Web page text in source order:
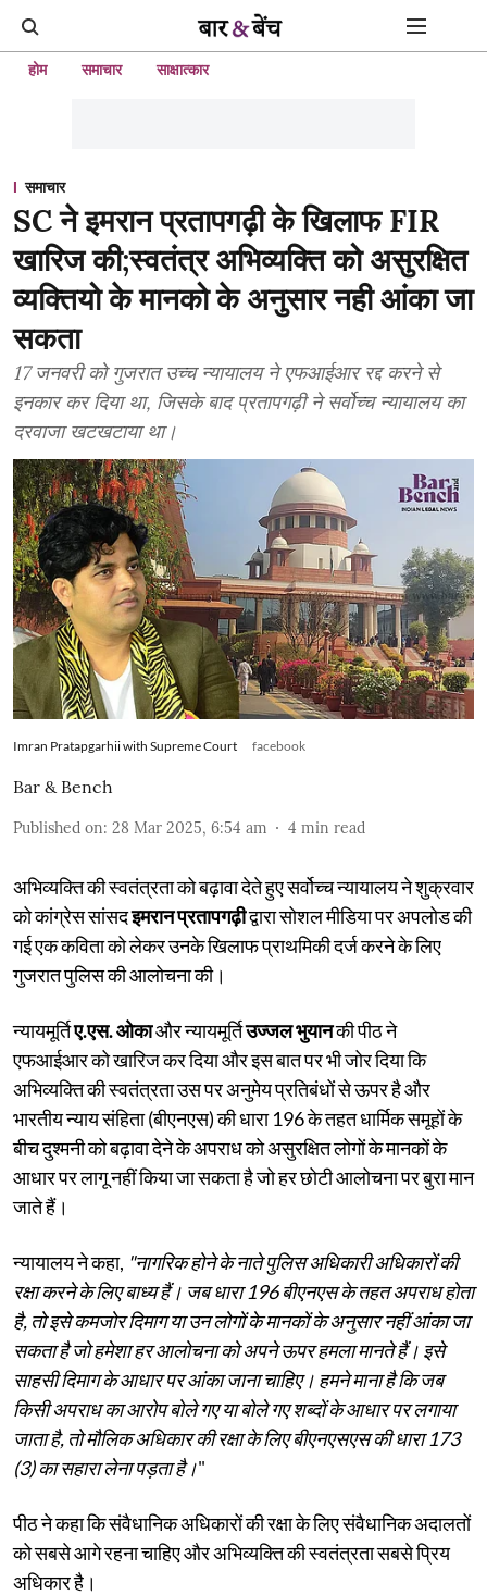
होम समाचार साक्षात्कार
समाचार
SC ने इमरान प्रतापगढ़ी के खिलाफ FIR
खारिज की;स्वतंत्र अभिव्यक्ति को असुरक्षित
व्यक्तियो के मानको के अनुसार नही आंका जा
सकता
17 जनवरी को गुजरात उच्च न्यायालय ने एफआईआर रद्द करने से
इनकार कर दिया था, जिसके बाद प्रतापगढ़ी ने सर्वोच्च न्यायालय का
दरवाजा खटखटाया था।
Imran Pratapgarhii with Supreme Court facebook
Bar & Bench
Published on: 28 Mar 2025, 6:54 am 4 min read
अभिव्यक्ति की स्वतंत्रता को बढ़ावा देते हुए सर्वोच्च न्यायालय ने शुक्रवार
को कांग्रेस सांसदइमरान प्रतापगढ़ीद्वारा सोशल मीडिया पर अपलोड की
गई एक कविता को लेकर उनके खिलाफ प्राथमिकी दर्ज करने के लिए
गुजरात पुलिस की आलोचना की।
न्यायमूर्तिए.एस. ओकाऔर न्यायमूर्तिउज्जल भुयानकी पीठ ने
एफआईआर को खारिज कर दिया और इस बात पर भी जोर दिया कि
अभिव्यक्ति की स्वतंत्रता उस पर अनुमेय प्रतिबंधों से ऊपर है और
भारतीय न्याय संहिता (बीएनएस) की धारा 196 के तहत धार्मिक समूहों के
बीच दुश्मनी को बढ़ावा देने के अपराध को असुरक्षित लोगों के मानकों के
आधार पर लागू नहीं किया जा सकता है जो हर छोटी आलोचना पर बुरा मान
जाते हैं।
न्यायालय ने कहा, "नागरिक होने के नाते पुलिस अधिकारी अधिकारों की
रक्षा करने के लिए बाध्य हैं। जब धारा 196 बीएनएस के तहत अपराध होता
है, तो इसे कमजोर दिमाग या उन लोगों के मानकों के अनुसार नहीं आंका जा
सकता है जो हमेशा हर आलोचना को अपने ऊपर हमला मानते हैं। इसे
साहसी दिमाग के आधार पर आंका जाना चाहिए। हमने माना है कि जब
किसी अपराध का आरोप बोले गए या बोले गए शब्दों के आधार पर लगाया
जाता है, तो मौलिक अधिकार की रक्षा के लिए बीएनएसएस की धारा 173
(3) का सहारा लेना पड़ता है।"
पीठ ने कहा कि संवैधानिक अधिकारों की रक्षा के लिए संवैधानिक अदालतों
को सबसे आगे रहना चाहिए और अभिव्यक्ति की स्वतंत्रता सबसे प्रिय
अधिकार है।